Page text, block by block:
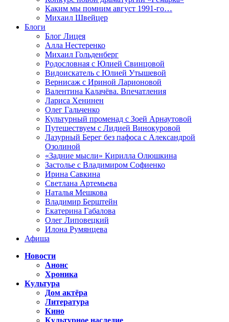
Каким мы помним август 1991-го…
Михаил Швейцер
Блоги
Блог Лицея
Алла Нестеренко
Михаил Гольденберг
Родословная с Юлией Свинцовой
Видоискатель с Юлией Утышевой
Вернисаж с Ириной Ларионовой
Валентина Калачёва. Впечатления
Лариса Хенинен
Олег Гальченко
Культурный променад с Зоей Арнаутовой
Путешествуем с Лидией Винокуровой
Лазурный Берег без пафоса с Александрой
Озолиной
«Задние мысли» Кирилла Олюшкина
Застолье с Владимиром Софиенко
Ирина Савкина
Светлана Артемьева
Наталья Мешкова
Владимир Берштейн
Екатерина Габалова
Олег Липовецкий
Илона Румянцева
Афиша
Новости
Анонс
Хроника
Культура
Дом актёра
Литература
Кино